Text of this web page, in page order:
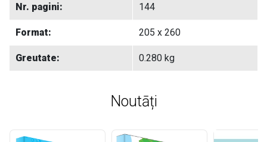
Nr. pagini: 144
Format: 205 x 260
Greutate: 0.280 kg
Noutāți